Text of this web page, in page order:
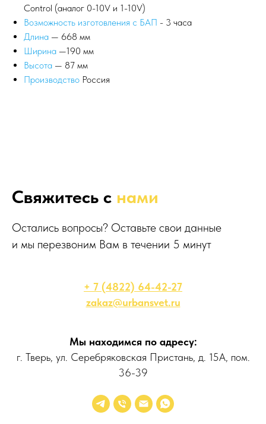
Control (аналог 0-10V и 1-10V)
Возможность изготовления с БАП - 3 часа
Длина — 668 мм
Ширина —190 мм
Высота — 87 мм
Производство Россия
Свяжитесь с нами
Остались вопросы? Оставьте свои данные
и мы перезвоним Вам в течении 5 минут
+ 7 (4822) 64-42-27
zakaz@urbansvet.ru
Мы находимся по адресу:
г. Тверь, ул. Серебряковская Пристань, д. 15А, пом.
36-39